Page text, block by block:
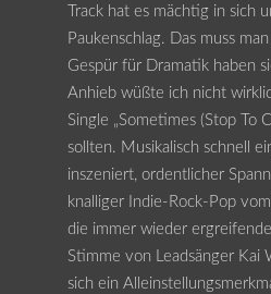
Track hat es mächtig in sich
Paukenschlag. Das muss
Gespür für Dramatik haben
Anhieb wüßte ich nicht
Single „Sometimes (Stop To
sollten. Musikalisch schnell
inszeniert, ordentlicher
knalliger Indie-Rock-Pop
die immer wieder
Stimme von Leadsänger Kai
sich ein